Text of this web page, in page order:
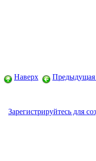
Наверх Предыдущая
Зарегистрируйтесь для